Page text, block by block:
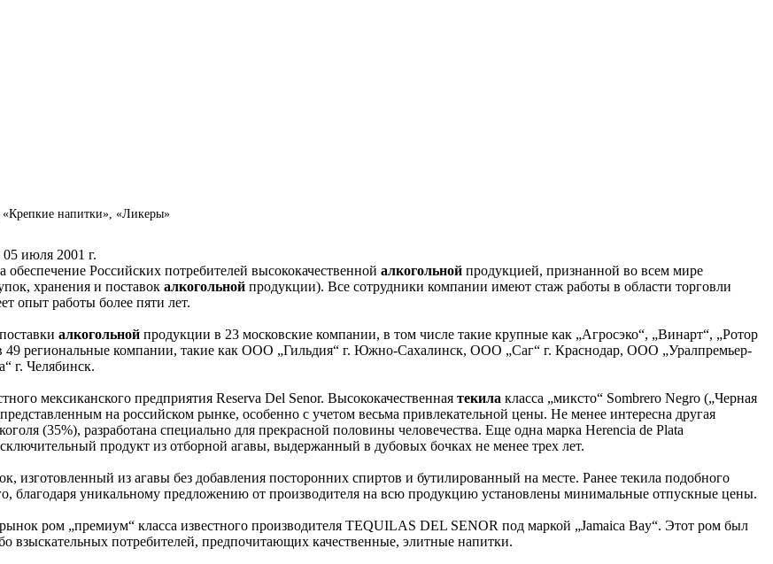
напитки», «Ликеры»
июля 2001 г.
Российских потребителей высококачественной алкогольной продукцией, признанной во всем мире
хранения и поставок алкогольной продукции). Все сотрудники компании имеют стаж работы в области торговли
опыт работы более пяти лет.
алкогольной продукции в 23 московские компании, в том числе такие крупные как „Агросэко“, „Винарт“, „Ротор
49 региональные компании, такие как ООО „Гильдия“ г. Южно-Сахалинск, ООО „Саг“ г. Краснодар, ООО „Уралпремьер-
г. Челябинск.
мексиканского предприятия Reserva Del Senor. Высококачественная текила класса „миксто“ Sombrero Negro („Черная
на российском рынке, особенно с учетом весьма привлекательной цены. Не менее интересна другая
(35%), разработана специально для прекрасной половины человечества. Еще одна марка Herencia de Plata
продукт из отборной агавы, выдержанный в дубовых бочках не менее трех лет.
изготовленный из агавы без добавления посторонних спиртов и бутилированный на месте. Ранее текила подобного
благодаря уникальному предложению от производителя на всю продукцию установлены минимальные отпускные цены.
ром „премиум“ класса известного производителя TEQUILAS DEL SENOR под маркой „Jamaica Bay“. Этот ром был
взыскательных потребителей, предпочитающих качественные, элитные напитки.